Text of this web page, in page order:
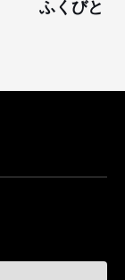
ふくびと